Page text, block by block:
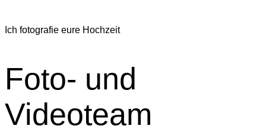
Ich fotografie eure Hochzeit
Foto- und
Videoteam